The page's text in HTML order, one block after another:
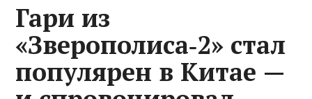
Гари из
«Зверополиса‑2» стал
популярен в Китае —